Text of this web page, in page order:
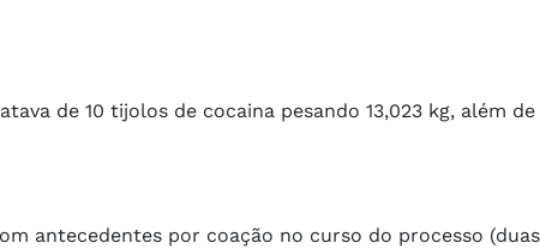
de 10 tijolos de cocaina pesando 13,023 kg, além
antecedentes por coação no curso do processo (duas